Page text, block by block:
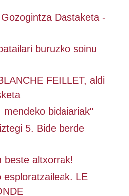
Dastaketa -
buruzko soinu
FEILLET, aldi
mendeko bidaiariak"
5. Bide berde
beste altxorrak!
esploratzaileak. LE